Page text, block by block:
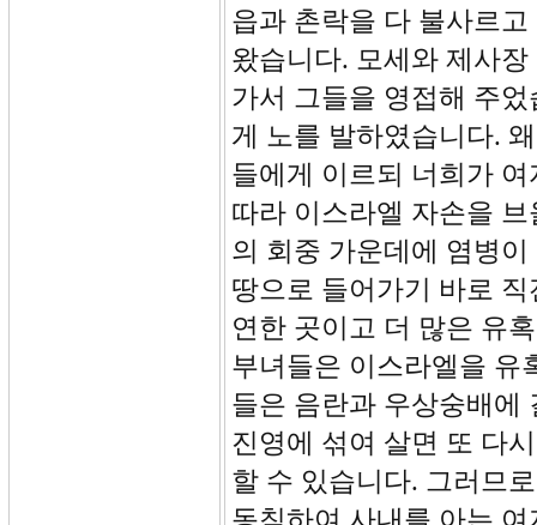
읍과 촌락을 다 불사르
왔습니다. 모세와 제사
가서 그들을 영접해 주
게 노를 발하였습니다.
들에게 이르되 너희가
따라 이스라엘 자손을
의 회중 가운데에 염병
땅으로 들어가기 바로
연한 곳이고 더 많은 유
부녀들은 이스라엘을 유
들은 음란과 우상숭배에
진영에 섞여 살면 또 다
할 수 있습니다. 그러므